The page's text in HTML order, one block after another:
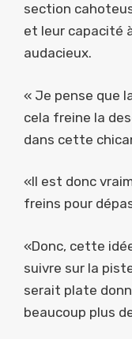
section
et leur capacité
audacieux.
« Je pense que
cela freine la
dans cette
«Il est donc
freins pour
«Donc, cette
suivre sur la
serait plate
beaucoup plus